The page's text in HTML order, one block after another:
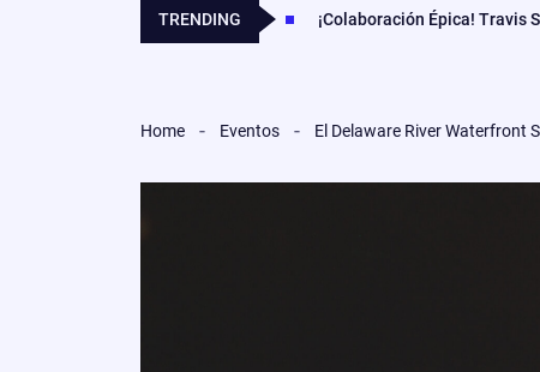
TRENDING ¡Colaboración Épica! Travis
Home Eventos